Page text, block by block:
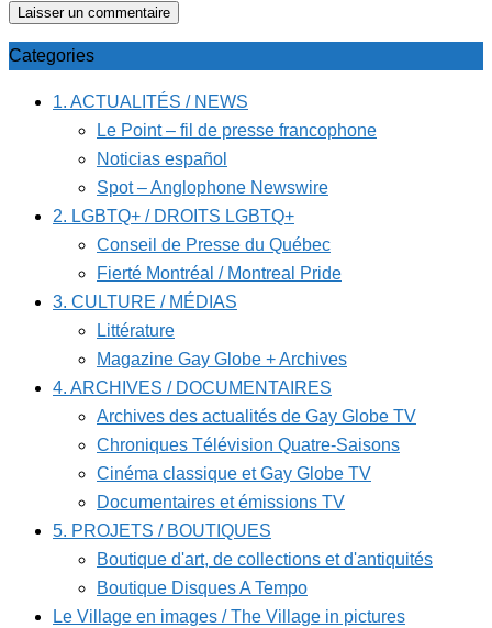
Categories
1. ACTUALITÉS / NEWS
Le Point – fil de presse francophone
Noticias español
Spot – Anglophone Newswire
2. LGBTQ+ / DROITS LGBTQ+
Conseil de Presse du Québec
Fierté Montréal / Montreal Pride
3. CULTURE / MÉDIAS
Littérature
Magazine Gay Globe + Archives
4. ARCHIVES / DOCUMENTAIRES
Archives des actualités de Gay Globe TV
Chroniques Télévision Quatre-Saisons
Cinéma classique et Gay Globe TV
Documentaires et émissions TV
5. PROJETS / BOUTIQUES
Boutique d'art, de collections et d'antiquités
Boutique Disques A Tempo
Le Village en images / The Village in pictures